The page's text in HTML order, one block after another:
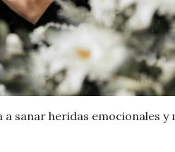
sanar heridas emocionales y